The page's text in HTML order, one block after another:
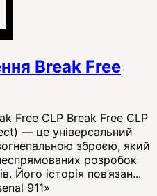
Break Free
Free CLP Break Free CLP
— це універсальний
зброєю, який
розробок
Його історія пов’язан...
911»